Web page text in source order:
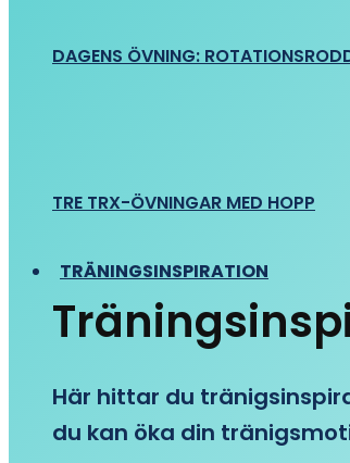
DAGENS ÖVNING:
TRE TRX-ÖVNINGAR MED HOPP
TRÄNINGSINSPIRATION
Här hittar du
du kan öka din